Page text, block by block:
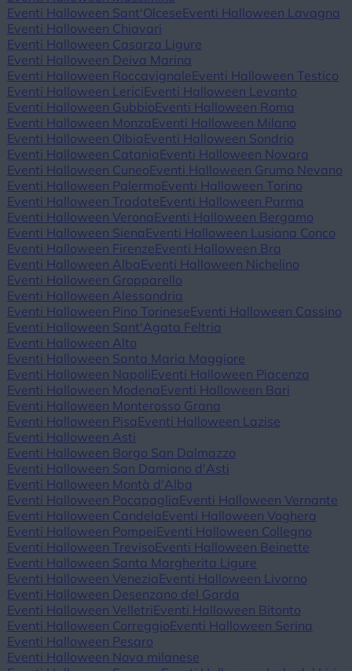
Eventi Halloween Sant'OlceseEventi Halloween Lavagna
Eventi Halloween Chiavari
Eventi Halloween Casarza Ligure
Eventi Halloween Deiva Marina
Eventi Halloween RoccavignaleEventi Halloween Testico
Eventi Halloween LericiEventi Halloween Levanto
Eventi Halloween GubbioEventi Halloween Roma
Eventi Halloween Monza Eventi Halloween Milano
Eventi Halloween Olbia Eventi Halloween Sondrio
Eventi Halloween Catania Eventi Halloween Novara
Eventi Halloween CuneoEventi Halloween Grumo Nevano
Eventi Halloween PalermoEventi Halloween Torino
Eventi Halloween TradateEventi Halloween Parma
Eventi Halloween Verona Eventi Halloween Bergamo
Eventi Halloween Siena Eventi Halloween Lusiana Conco
Eventi Halloween FirenzeEventi Halloween Bra
Eventi Halloween Alba Eventi Halloween Nichelino
Eventi Halloween Gropparello
Eventi Halloween Alessandria
Eventi Halloween Pino TorineseEventi Halloween Cassino
Eventi Halloween Sant'Agata Feltria
Eventi Halloween Alto
Eventi Halloween Santa Maria Maggiore
Eventi Halloween NapoliEventi Halloween Piacenza
Eventi Halloween Modena Eventi Halloween Bari
Eventi Halloween Monterosso Grana
Eventi Halloween Pisa Eventi Halloween Lazise
Eventi Halloween Asti
Eventi Halloween Borgo San Dalmazzo
Eventi Halloween San Damiano d'Asti
Eventi Halloween Montà d'Alba
Eventi Halloween Pocapaglia Eventi Halloween Vernante
Eventi Halloween Candela Eventi Halloween Voghera
Eventi Halloween PompeiEventi Halloween Collegno
Eventi Halloween TrevisoEventi Halloween Beinette
Eventi Halloween Santa Margherita Ligure
Eventi Halloween Venezia Eventi Halloween Livorno
Eventi Halloween Desenzano del Garda
Eventi Halloween VelletriEventi Halloween Bitonto
Eventi Halloween CorreggioEventi Halloween Serina
Eventi Halloween Pesaro
Eventi Halloween Nova milanese